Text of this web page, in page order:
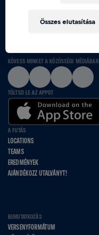
KÖVESS MINKET A KÖZÖSSÉGI MÉDIÁBAN
TÖLTSD LE AZ APPOT
A FUTÁS
LOCATIONS
TEAMS
EREDMÉNYEK
AJÁNDÉKOZZ UTALVÁNYT!
BEMUTATKOZÁS
VERSENYFORMÁTUM
Összes elutasítása